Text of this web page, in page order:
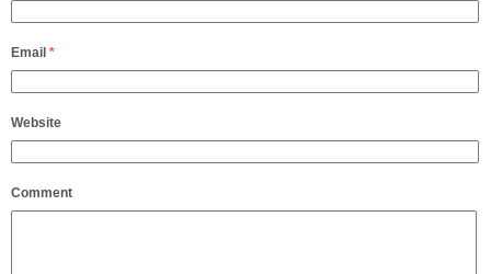
Email *
Website
Comment